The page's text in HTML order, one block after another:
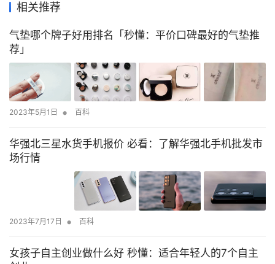
相关推荐
气垫哪个牌子好用排名「秒懂：平价口碑最好的气垫推
荐」
2023年5月1日 • 百科
华强北三星水货手机报价 必看：了解华强北手机批发市
场行情
2023年7月17日 • 百科
女孩子自主创业做什么好 秒懂：适合年轻人的7个自主